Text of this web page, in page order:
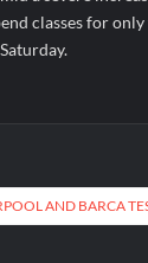
classes for
AND BARCA